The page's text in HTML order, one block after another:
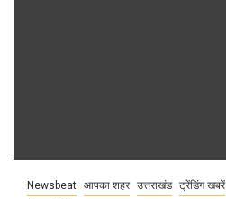
Newsbeat आपका शहर उत्तराखंड ट्रेंडिंग खबरें